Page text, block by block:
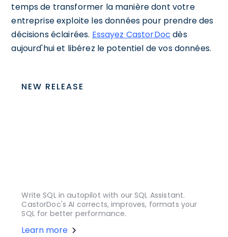
temps de transformer la manière dont votre
entreprise exploite les données pour prendre des
décisions éclairées. Essayez CastorDoc dès
aujourd'hui et libérez le potentiel de vos données.
NEW RELEASE
Write SQL in autopilot with our SQL Assistant.
CastorDoc's AI corrects, improves, formats your
SQL for better performance.
Learn more